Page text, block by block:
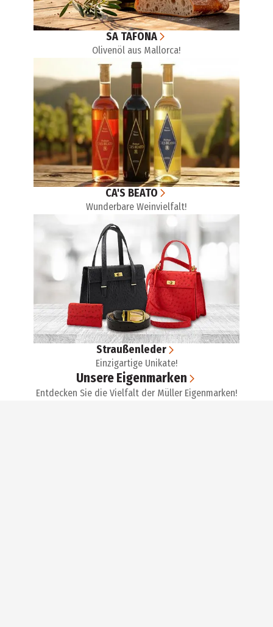
SA TAFONA
Olivenöl aus Mallorca!
CA'S BEATO
Wunderbare Weinvielfalt!
Straußenleder
Einzigartige Unikate!
Unsere Eigenmarken
Entdecken Sie die Vielfalt der Müller Eigenmarken!